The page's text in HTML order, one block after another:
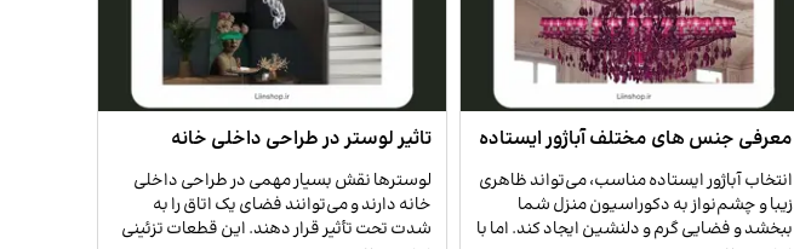
معرفی جنس های مختلف آباژور ایستاده
انتخاب آباژور ایستاده مناسب، می‌تواند ظاهری
زیبا و چشم‌نواز به دکوراسیون منزل شما
ببخشد و فضایی گرم و دلنشین ایجاد کند. اما با
تاثیر لوستر در طراحی داخلی خانه
لوسترها نقش بسیار مهمی در طراحی داخلی
خانه دارند و می‌توانند فضای یک اتاق را به
شدت تحت تأثیر قرار دهند. این قطعات تزئینی